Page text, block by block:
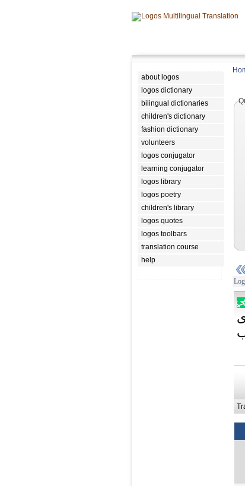
about logos
logos dictionary
bilingual dictionaries
children's dictionary
fashion dictionary
volunteers
logos conjugator
learning conjugator
logos library
logos poetry
children's library
logos quotes
logos toolbars
translation course
help